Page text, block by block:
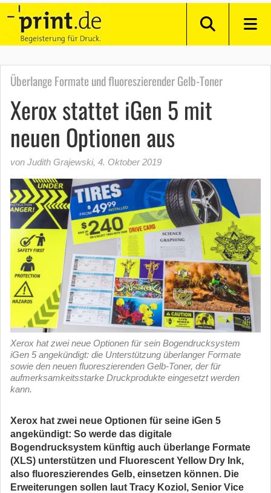
Überlange Formate und fluoreszierender Gelb-Toner
Xerox stattet iGen 5 mit
neuen Optionen aus
von Judith Grajewski, 4. Oktober 2019
Xerox hat zwei neue Optionen für sein Bogendrucksystem
iGen 5 angekündigt: die Unterstützung überlanger Formate
sowie den neuen fluoreszierenden Gelb-Toner, der für
aufmerksamkeitsstarke Druckprodukte eingesetzt werden
kann.
Xerox hat zwei neue Optionen für seine iGen 5
angekündigt: So werde das digitale
Bogendrucksystem künftig auch überlange Formate
(XLS) unterstützen und Fluorescent Yellow Dry Ink,
also fluoreszierendes Gelb, einsetzen können. Die
Erweiterungen sollen laut Tracy Koziol, Senior Vice